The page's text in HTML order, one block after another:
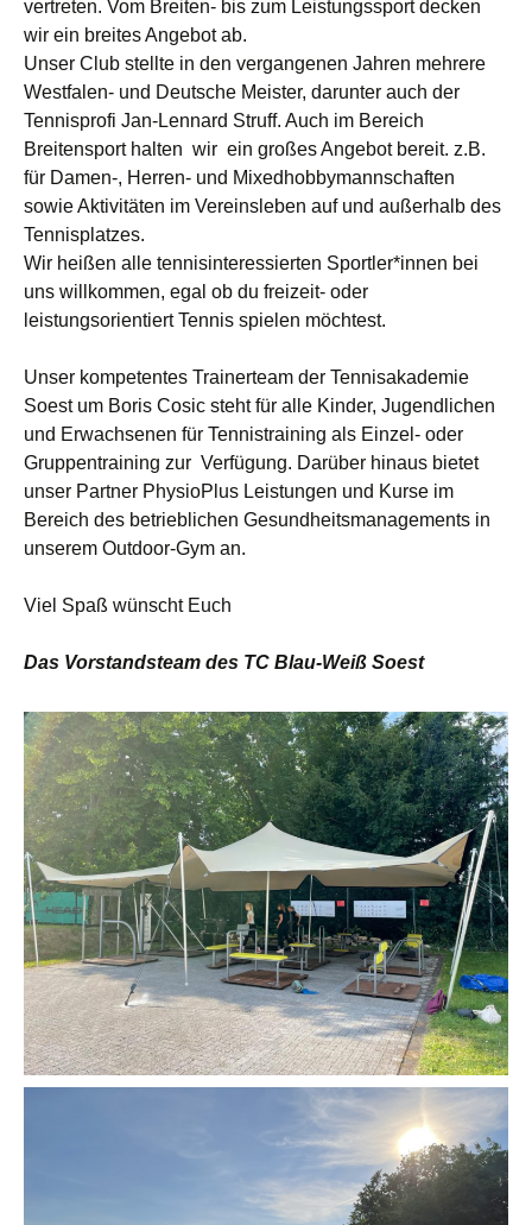
vertreten. Vom Breiten- bis zum Leistungssport decken
wir ein breites Angebot ab.
Unser Club stellte in den vergangenen Jahren mehrere
Westfalen- und Deutsche Meister, darunter auch der
Tennisprofi Jan-Lennard Struff. Auch im Bereich
Breitensport halten wir ein großes Angebot bereit. z.B.
für Damen-, Herren- und Mixedhobbymannschaften
sowie Aktivitäten im Vereinsleben auf und außerhalb des
Tennisplatzes.
Wir heißen alle tennisinteressierten Sportler*innen bei
uns willkommen, egal ob du freizeit- oder
leistungsorientiert Tennis spielen möchtest.
Unser kompetentes Trainerteam der Tennisakademie
Soest um Boris Cosic steht für alle Kinder, Jugendlichen
und Erwachsenen für Tennistraining als Einzel- oder
Gruppentraining zur Verfügung. Darüber hinaus bietet
unser Partner PhysioPlus Leistungen und Kurse im
Bereich des betrieblichen Gesundheitsmanagements in
unserem Outdoor-Gym an.
Viel Spaß wünscht Euch
Das Vorstandsteam des TC Blau-Weiß Soest